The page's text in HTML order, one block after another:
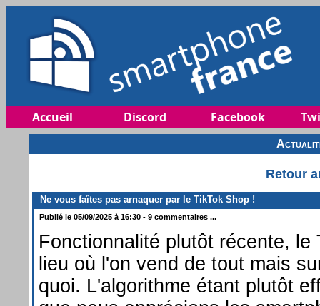
Accueil Discord Facebook
Retour
Ne vous faîtes pas arnaquer par le TikTok Shop !
Publié le 05/09/2025 à 16:30 - 9 commentaires ...
Fonctionnalité plutôt récente, le
lieu où l'on vend de tout mais
quoi. L'algorithme étant plutôt